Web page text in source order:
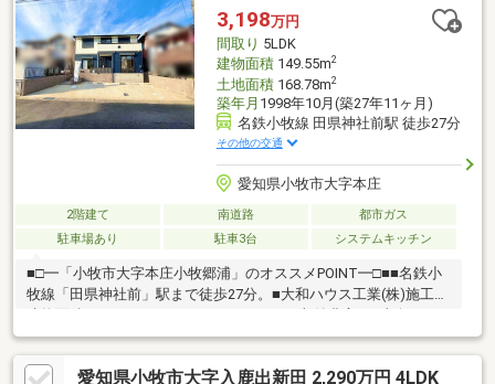
平米■ ご希望の住まい探しをお手伝いします ━━━━━・・・物
件の詳細・ご相談はお気軽にお問い合わせください。
3,198万円
間取り 5LDK
建物面積149.55m2
土地面積168.78m2
築年月 1998年10月(築27年11ヶ月)
名鉄小牧線 田県神社前駅 徒歩27分
その他の交通
愛知県小牧市大字本庄
2階建て 南道路
都市ガス
駐車場あり
駐車3台 システムキッチン
■□━「小牧市大字本庄小牧郷浦」のオススメPOINT━□■■名鉄小
牧線「田県神社前」駅まで徒歩27分。■大和ハウス工業(株)施工！
ため、日当たり良好です◎■並列3台分のカースペース有り(車種に
よる)。■即入居可！新生活をスムーズにスタートできます。
■2025年2月リフォーム内容《外装》・塗装：外壁、屋根・その
愛知県小牧市大字入鹿出新田 2,290万円 4LDK